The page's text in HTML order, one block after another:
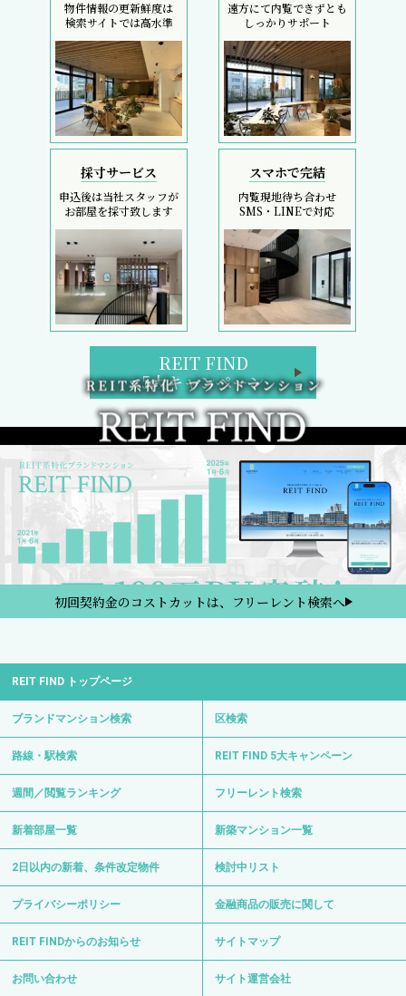
物件情報の更新鮮度は
検索サイトでは高水準
遠方にて内覧できずとも
しっかりサポート
採寸サービス
申込後は当社スタッフが
お部屋を採寸致します
スマホで完結
内覧現地待ち合わせ
SMS・LINEで対応
REIT FIND
5大キャンペーン
初回契約金のコストカットは、フリーレント検索へ
REIT FIND トップページ
ブランドマンション検索 区検索
路線・駅検索 REIT FIND 5大キャンペーン
週間／閲覧ランキング フリーレント検索
新着部屋一覧 新築マンション一覧
2日以内の新着、条件改定物件 検討中リスト
プライバシーポリシー 金融商品の販売に関して
REIT FINDからのお知らせ サイトマップ
お問い合わせ サイト運営会社